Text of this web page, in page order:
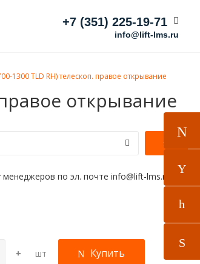
+7 (351) 225-19-71
info@lift-lms.ru
1300 TLD RH) телескоп. правое открывание
открывание
по эл. почте info@lift-lms.ru
+ шт Купить